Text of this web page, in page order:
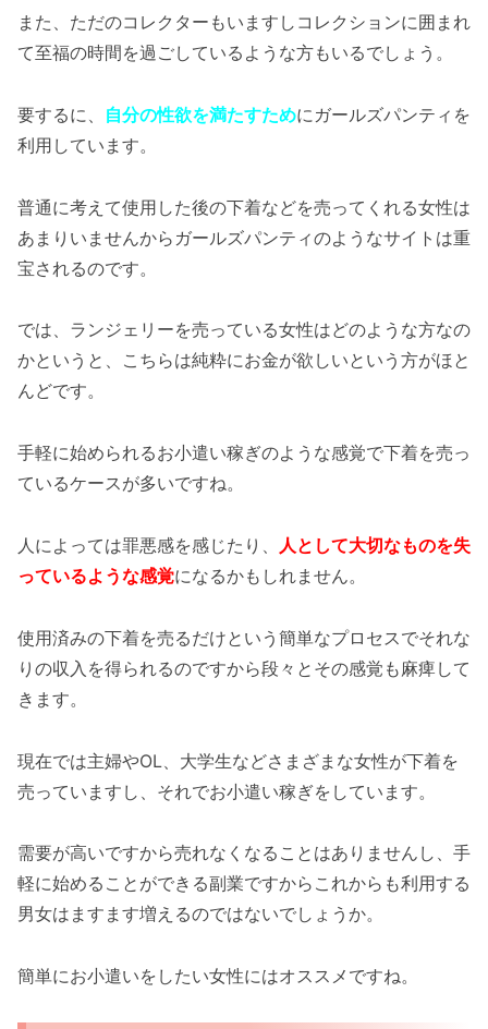
また、ただのコレクターもいますしコレクションに囲まれ
て至福の時間を過ごしているような方もいるでしょう。
要するに、 自分の性欲を満たすためにガールズパンティを
利用しています。
普通に考えて使用した後の下着などを売ってくれる女性は
あまりいませんからガールズパンティのようなサイトは重
宝されるのです。
では、ランジェリーを売っている女性はどのような方なの
かというと、こちらは純粋にお金が欲しいという方がほと
んどです。
手軽に始められるお小遣い稼ぎのような感覚で下着を売っ
ているケースが多いですね。
人によっては罪悪感を感じたり、
人として大切なものを失
っているような感覚になるかもしれません。
使用済みの下着を売るだけという簡単なプロセスでそれな
りの収入を得られるのですから段々とその感覚も麻痺して
きます。
現在では主婦やOL、大学生などさまざまな女性が下着を
売っていますし、それでお小遣い稼ぎをしています。
需要が高いですから売れなくなることはありませんし、手
軽に始めることができる副業ですからこれからも利用する
男女はますます増えるのではないでしょうか。
簡単にお小遣いをしたい女性にはオススメですね。